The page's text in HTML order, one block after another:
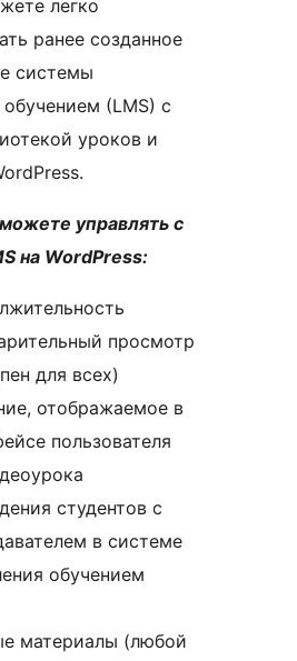
легко
ранее созданное
системы
(LMS) с
уроков и
управлять с
на WordPress:
просмотр
для всех)
отображаемое в
пользователя
студентов с
в системе
обучением
материалы (любой